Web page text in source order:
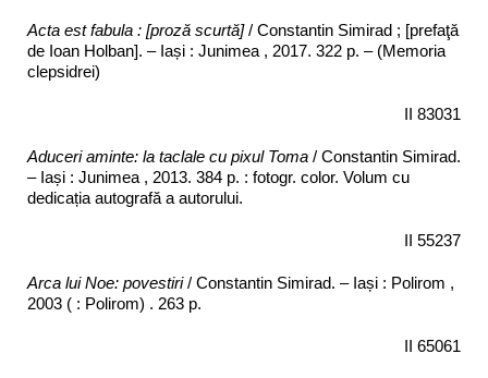
Acta est fabula : [proză scurtă]/ Constantin Simirad ; [prefaţă
de Ioan Holban]. – Iași : Junimea , 2017. 322 p. – (Memoria
clepsidrei)
II 83031
Aduceri aminte: la taclale cu pixul Toma / Constantin Simirad.
– Iași : Junimea , 2013. 384 p. : fotogr. color. Volum cu
dedicația autografă a autorului.
II 55237
Arca lui Noe: povestiri/ Constantin Simirad. – Iași : Polirom ,
2003 ( : Polirom) . 263 p.
II 65061